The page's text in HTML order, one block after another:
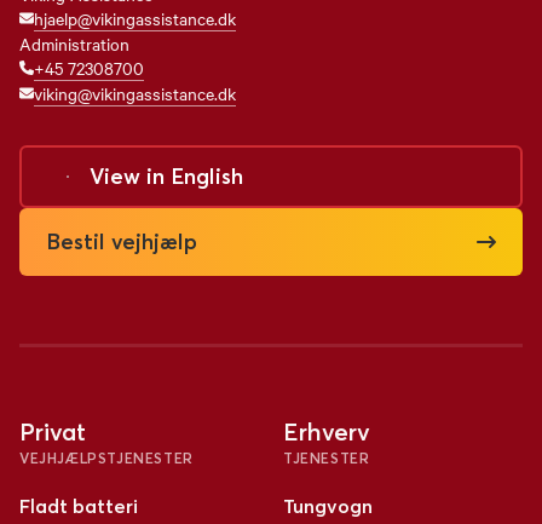
hjaelp@vikingassistance.dk
Administration
+45 72308700
viking@vikingassistance.dk
View in English
Bestil vejhjælp
Privat
VEJHJÆLPSTJENESTER
Fladt batteri
Erhverv
TJENESTER
Tungvogn